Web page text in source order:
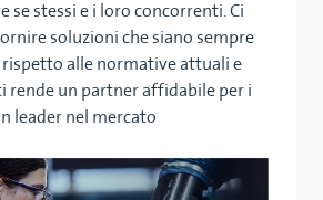
se stessi e i loro concorrenti. Ci
soluzioni che siano sempre
rispetto alle normative attuali e
rende un partner affidabile per i
leader nel mercato